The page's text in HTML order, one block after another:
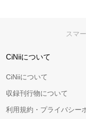
スマ
CiNiiについて
CiNiiについて
収録刊行物について
利用規約・プライバシー